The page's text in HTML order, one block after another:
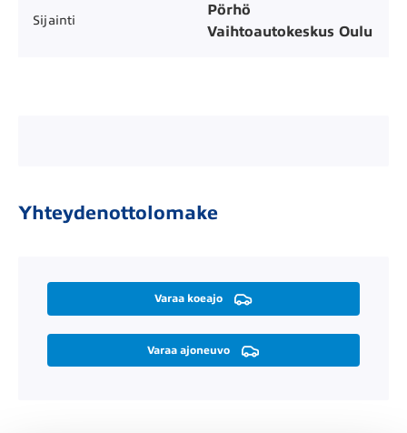
Sijainti
Pörhö
Vaihtoautokeskus Oulu
Yhteydenottolomake
Varaa koeajo
Varaa ajoneuvo